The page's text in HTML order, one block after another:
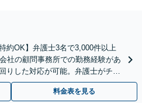
約OK】弁護士3名で3,000件以上
社の顧問事務所での勤務経験があ
りした対応が可能。弁護士がチー
障害等に対応。
料金表を見る